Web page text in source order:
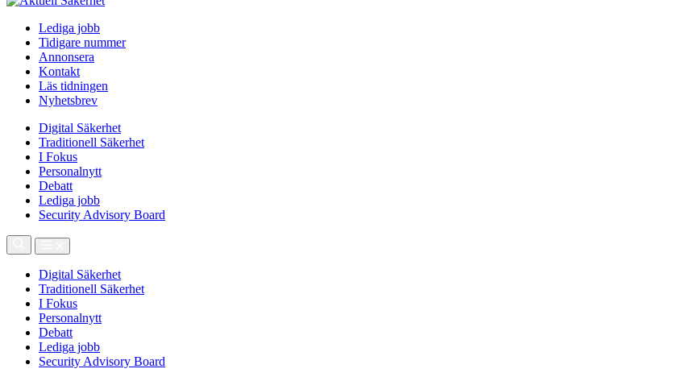
Lediga jobb
Tidigare nummer
Annonsera
Kontakt
Läs tidningen
Nyhetsbrev
Digital Säkerhet
Traditionell Säkerhet
I Fokus
Personalnytt
Debatt
Lediga jobb
Security Advisory Board
Digital Säkerhet
Traditionell Säkerhet
I Fokus
Personalnytt
Debatt
Lediga jobb
Security Advisory Board